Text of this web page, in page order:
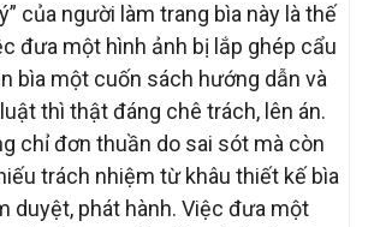
của người làm trang bìa này là thế
đưa một hình ảnh bị lắp ghép cẩu
bìa một cuốn sách hướng dẫn và
thì thật đáng chê trách, lên án.
chỉ đơn thuần do sai sót mà còn
trách nhiệm từ khâu thiết kế bìa
duyệt, phát hành. Việc đưa một